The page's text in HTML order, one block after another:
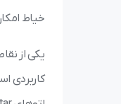
خیاط
کاربردی